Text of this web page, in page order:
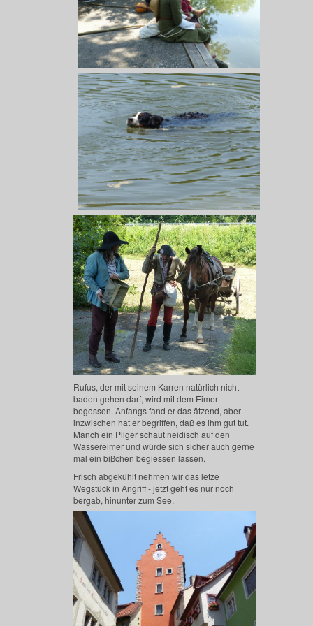
Rufus, der mit seinem Karren natürlich nicht
baden gehen darf, wird mit dem Eimer
begossen. Anfangs fand er das ätzend, aber
inzwischen hat er begriffen, daß es ihm gut tut.
Manch ein Pilger schaut neidisch auf den
Wassereimer und würde sich sicher auch gerne
mal ein bißchen begiessen lassen.
Frisch abgekühlt nehmen wir das letze
Wegstück in Angriff - jetzt geht es nur noch
bergab, hinunter zum See.